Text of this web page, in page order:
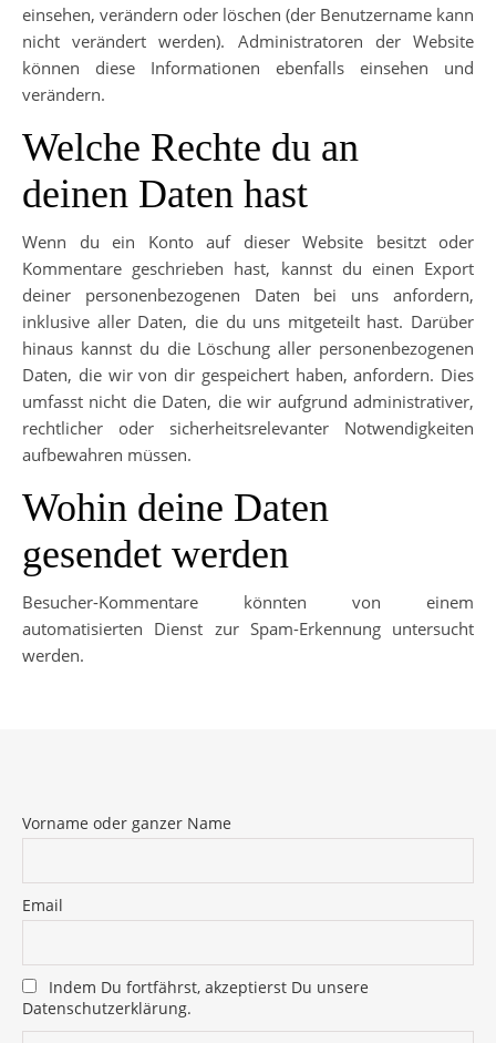
einsehen, verändern oder löschen (der Benutzername kann
nicht verändert werden). Administratoren der Website
können diese Informationen ebenfalls einsehen und
verändern.
Welche Rechte du an
deinen Daten hast
Wenn du ein Konto auf dieser Website besitzt oder
Kommentare geschrieben hast, kannst du einen Export
deiner personenbezogenen Daten bei uns anfordern,
inklusive aller Daten, die du uns mitgeteilt hast. Darüber
hinaus kannst du die Löschung aller personenbezogenen
Daten, die wir von dir gespeichert haben, anfordern. Dies
umfasst nicht die Daten, die wir aufgrund administrativer,
rechtlicher oder sicherheitsrelevanter Notwendigkeiten
aufbewahren müssen.
Wohin deine Daten
gesendet werden
Besucher-Kommentare könnten von einem
automatisierten Dienst zur Spam-Erkennung untersucht
werden.
Vorname oder ganzer Name
Email
Indem Du fortfährst, akzeptierst Du unsere
Datenschutzerklärung.